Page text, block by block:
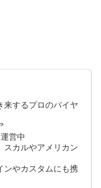
来するプロのバイヤ
営中
スカルやアメリカン
ンやカスタムにも携